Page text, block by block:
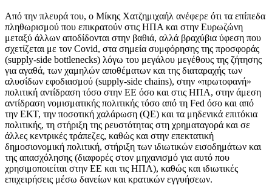
Από την πλευρά του, ο Μίκης Χατζημιχαήλ ανέφερε ότι τα επίπεδα
πληθωρισμού που επικρατούν στις ΗΠΑ και στην Ευρωζώνη
μεταξύ άλλων αποδίδονται στην βαθιά, αλλά βραχύβια ύφεση που
σχετίζεται με τον Covid, στα σημεία συμφόρησης της προσφοράς
(supply-side bottlenecks) λόγω του μεγάλου μεγέθους της ζήτησης
για αγαθά, των χαμηλών αποθέματων και της διαταραχής των
αλυσίδων εφοδιασμού (supply-side chains), στην «πρωτοφανή»
πολιτική αντίδραση τόσο στην ΕΕ όσο και στις ΗΠΑ, στην άμεση
αντίδραση νομισματικής πολιτικής τόσο από τη Fed όσο και από
την ΕΚΤ, την ποσοτική χαλάρωση (QE) και τα μηδενικά επιτόκια
πολιτικής, τη στήριξη της ρευστότητας στη χρηματαγορά και σε
άλλες κεντρικές τράπεζες, καθώς και στην επεκτατική
δημοσιονομική πολιτική, στήριξη των ιδιωτικών εισοδημάτων και
της απασχόλησης (διαφορές στον μηχανισμό για αυτό που
χρησιμοποιείται στην ΕE και τις ΗΠΑ), καθώς και ιδιωτικές
επιχειρήσεις μέσω δανείων και κρατικών εγγυήσεων.